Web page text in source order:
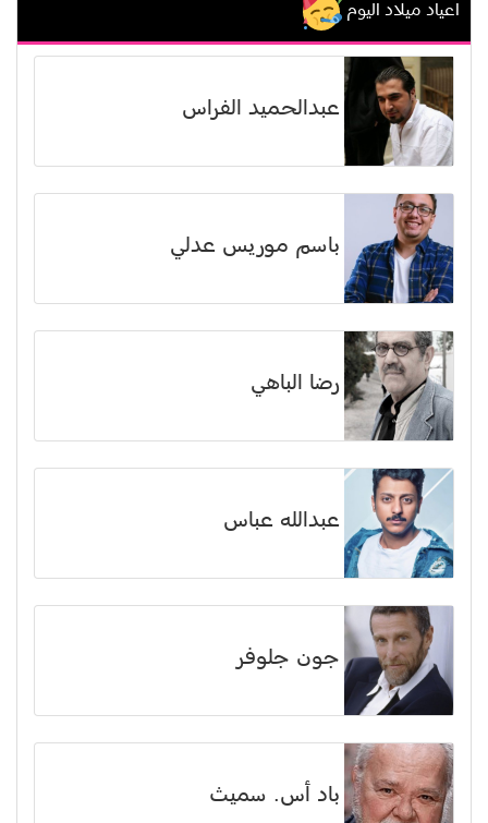
اعياد ميلاد اليوم
عبدالحميد الفراس
باسم موريس عدلي
رضا الباهي
عبدالله عباس
جون جلوفر
باد أس. سميث